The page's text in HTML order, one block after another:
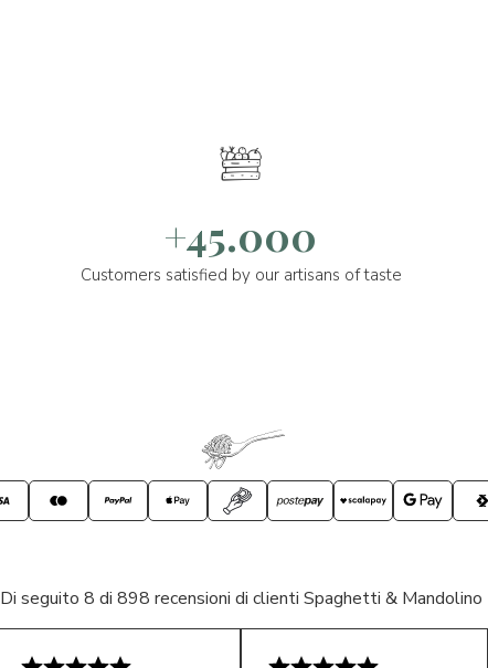
+45.000
Customers satisfied by our artisans of taste
Di seguito 8 di 898 recensioni di clienti Spaghetti & Mandolino